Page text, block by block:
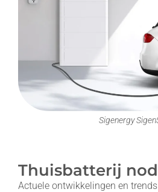
Sigenergy
Thuisbatterij
Actuele ontwikkelingen en